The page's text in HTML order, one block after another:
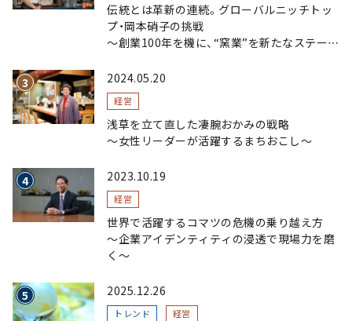
伝統とは革新の連続。グローバルニッチトッ
プ・岡本硝子の挑戦
～創業100年を機に、“窯業”を新たなステージ
略～
2024.05.20
経営
浅草を立て直した凄腕おかみの戦略
〜女性リーダーが活躍するまちおこし〜
2023.10.19
経営
世界で活躍するコマツの危機の乗り越え方
〜企業アイデンティティの浸透で現場力を磨
く〜
2025.12.26
トレンド 経営